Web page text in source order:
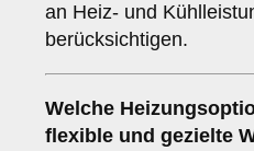
an Heiz- und
berücksichtigen.
Welche
flexible und gezielte